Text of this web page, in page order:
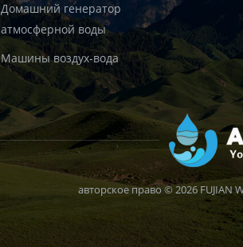
Домашний генератор
атмосферной воды
Машины воздух-вода
авторское право © 2026 FUJIAN